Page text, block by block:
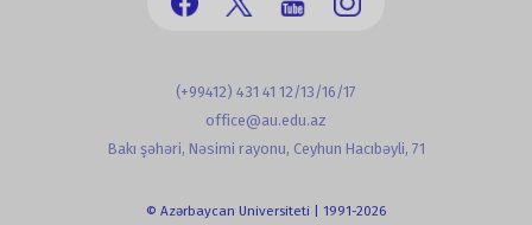
(+99412) 431 41 12/13/16/17
office@au.edu.az
Bakı şəhəri, Nəsimi rayonu, Ceyhun Hacıbəyli, 71
© Azərbaycan Universiteti | 1991-2026